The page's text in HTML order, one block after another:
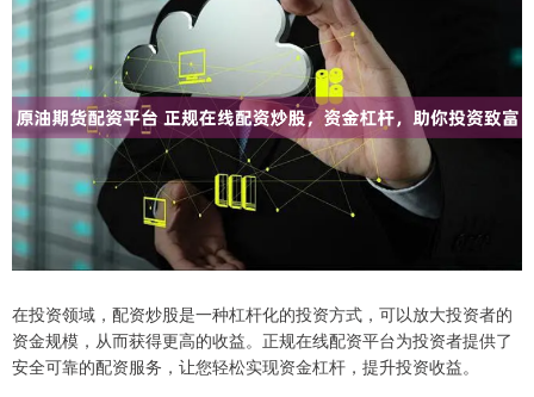
在投资领域，配资炒股是一种杠杆化的投资方式，可以放大投资者的
资金规模，从而获得更高的收益。正规在线配资平台为投资者提供了
安全可靠的配资服务，让您轻松实现资金杠杆，提升投资收益。